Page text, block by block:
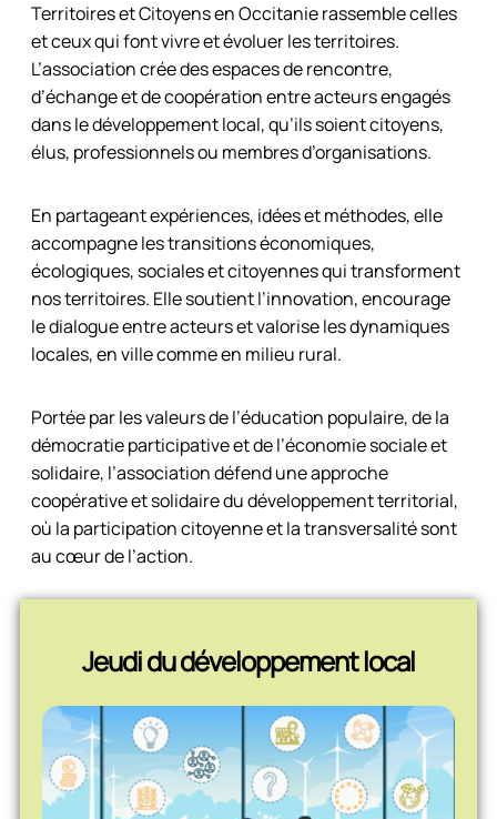
Territoires et Citoyens en Occitanie rassemble celles
et ceux qui font vivre et évoluer les territoires.
L’association crée des espaces de rencontre,
d’échange et de coopération entre acteurs engagés
dans le développement local, qu’ils soient citoyens,
élus, professionnels ou membres d’organisations.
En partageant expériences, idées et méthodes, elle
accompagne les transitions économiques,
écologiques, sociales et citoyennes qui transforment
nos territoires. Elle soutient l’innovation, encourage
le dialogue entre acteurs et valorise les dynamiques
locales, en ville comme en milieu rural.
Portée par les valeurs de l’éducation populaire, de la
démocratie participative et de l’économie sociale et
solidaire, l’association défend une approche
coopérative et solidaire du développement territorial,
où la participation citoyenne et la transversalité sont
au cœur de l’action.
Jeudi du développement local